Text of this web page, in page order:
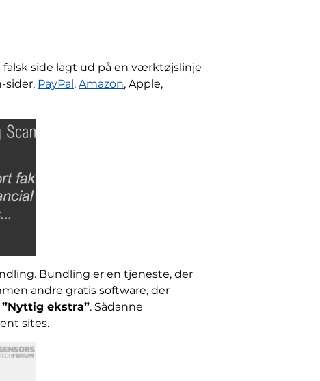
side lagt ud på en værktøjslinje
sider, PayPal, Amazon, Apple,
Bundling er en tjeneste, der
andre gratis software, der
”Nyttig ekstra”. Sådanne
sites.